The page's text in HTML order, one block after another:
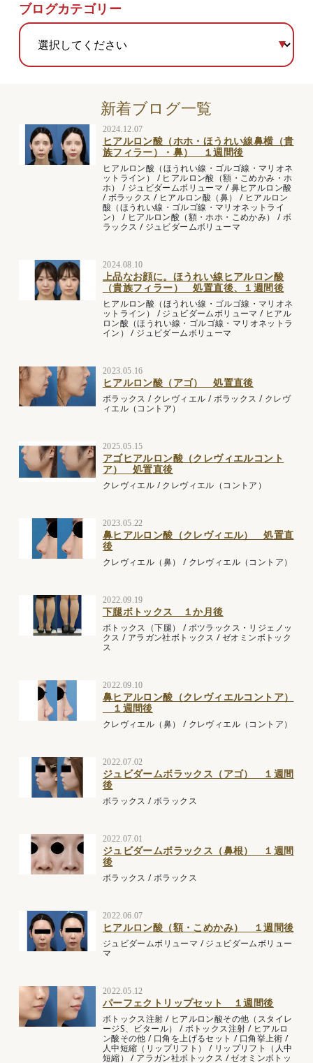
ブログカテゴリー
新着ブログ一覧
2024.12.07
ヒアルロン酸（ホホ・ほうれい線鼻横（貴
族フィラー）・鼻） １週間後
ヒアルロン酸（ほうれい線・ゴルゴ線・マリオネ
ットライン）
/ ヒアルロン酸（額・こめかみ・ホ
ホ）
/ ジュビダームボリューマ /鼻ヒアルロン酸
/ボラックス / ヒアルロン酸（鼻） / ヒアルロン
酸（ほうれい線・ゴルゴ線・マリオネットライ
ン）
/ ヒアルロン酸（額・ホホ・こめかみ） /ボ
ラックス / ジュビダームボリューマ
2024.08.10
上品なお顔に。ほうれい線ヒアルロン酸
（貴族フィラー） 処置直後、１週間後
ヒアルロン酸（ほうれい線・ゴルゴ線・マリオネ
ットライン）
/ジュビダームボリューマ / ヒアル
ロン酸（ほうれい線・ゴルゴ線・マリオネットラ
イン） / ジュビダームボリューマ
2023.05.16
ヒアルロン酸（アゴ） 処置直後
ボラックス / クレヴィエル /ボラックス / クレヴ
ィエル（コントア）
2025.05.15
アゴヒアルロン酸（クレヴィエルコント
ア） 処置直後
クレヴィエル /クレヴィエル（コントア）
2023.05.22
鼻ヒアルロン酸（クレヴィエル） 処置直
後
クレヴィエル（鼻） / クレヴィエル（コントア）
2022.09.19
下腿ボトックス １か月後
ボトックス（下腿） /ボツラックス・リジェノッ
クス / アラガン社ボトックス /ゼオミンボトック
ス
2022.09.10
鼻ヒアルロン酸（クレヴィエルコントア）
１週間後
クレヴィエル（鼻） / クレヴィエル（コントア）
2022.07.02
ジュビダームボラックス（アゴ） １週間
後
ボラックス /ボラックス
2022.07.01
ジュビダームボラックス（鼻根） １週間
後
ボラックス /ボラックス
2022.06.07
ヒアルロン酸（額・こめかみ） １週間後
ジュビダームボリューマ /ジュビダームボリュー
マ
2022.05.12
パーフェクトリップセット １週間後
ボトックス注射 / ヒアルロン酸その他（スタイレ
ージS、ビタール）
/ボトックス注射 / ヒアルロ
ン酸その他 / 口角を上げるセット / 口角挙上術 /
人中短縮（リップリフト）
/ リップリフト（人中
短縮） / アラガン社ボトックス /ゼオミンボトッ